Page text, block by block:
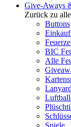
Give-Aways
Zurück zu
Buttons
BIC
Alle
Spiele